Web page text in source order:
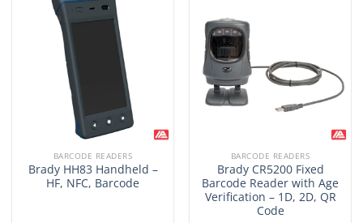
BARCODE READERS
Brady HH83 Handheld –
HF, NFC, Barcode
BARCODE READERS
Brady CR5200 Fixed
Barcode Reader with Age
Verification – 1D, 2D, QR
Code